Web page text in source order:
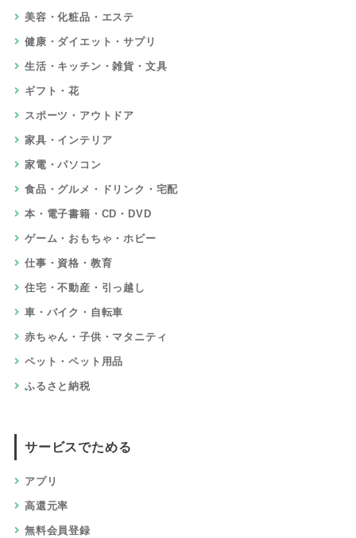
美容・化粧品・エステ
健康・ダイエット・サプリ
生活・キッチン・雑貨・文具
ギフト・花
スポーツ・アウトドア
家具・インテリア
家電・パソコン
食品・グルメ・ドリンク・宅配
本・電子書籍・CD・DVD
ゲーム・おもちゃ・ホビー
仕事・資格・教育
住宅・不動産・引っ越し
車・バイク・自転車
赤ちゃん・子供・マタニティ
ペット・ペット用品
ふるさと納税
サービスでためる
アプリ
高還元率
無料会員登録